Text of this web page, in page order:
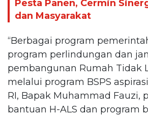
Pesta Panen, Cermin
dan Masyarakat
“Berbagai program
program perlindungan dan
pembangunan Rumah Tidak
melalui program BSPS
RI, Bapak Muhammad Fauzi,
bantuan H-ALS dan program